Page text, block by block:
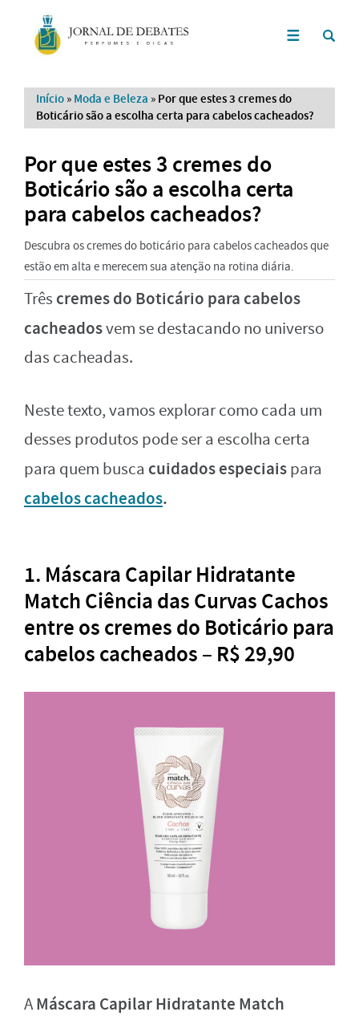
Início » Moda e Beleza » Por que estes 3 cremes do
Boticário são a escolha certa para cabelos cacheados?
Por que estes 3 cremes do
Boticário são a escolha certa
para cabelos cacheados?
Descubra os cremes do boticário para cabelos cacheados que
estão em alta e merecem sua atenção na rotina diária.
Três cremes do Boticário para cabelos
cacheadosvem se destacando no universo
das cacheadas.
Neste texto, vamos explorar como cada um
desses produtos pode ser a escolha certa
para quem busca cuidados especiaispara
cabelos cacheados.
1. Máscara Capilar Hidratante
Match Ciência das Curvas Cachos
entre os cremes do Boticário para
cabelos cacheados – R$ 29,90
AMáscara Capilar Hidratante Match